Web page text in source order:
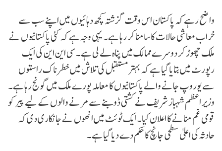
واضح رہے کہ پاکستان اس وقت گزشتہ کچھ دہائیوں میں اپنے سب سے
خراب معاشی حالات کا سامنا کر رہا ہے۔ یہی وجہ ہے کہ کئی پاکستانیوں نے
ملک چھوڑ کر دوسرے ممالک میں پناہ لے لی ہے۔ سی این این کی ایک
رپورٹ میں بتایا گیا ہے کہ بہتر مستقبل کی تلاش میں خطرناک راستوں
سے یوروپ جانے والے پاکستانیوں کا معاملہ پورے ملک میں گونج رہا ہے۔
وزیر اعظم شہباز شریف نے کشتی ڈوبنے سے مرنے والوں کے لیے پیر کو
قومی غم منانے کا اعلان کیا۔ ایک ٹوئٹ میں انھوں نے جانکاری دی کہ
حادثہ کی اعلیٰ سطحی جانچ کا حکم دے دیا گیا ہے۔